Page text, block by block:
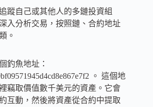
蹤自己或其他人的多鏈投資組
入分析交易，按照鏈、合約地址
。
釣魚地址：
。 這個地
竊取價值數千美元的資產。它會
互動，然後將資產從合約中提取